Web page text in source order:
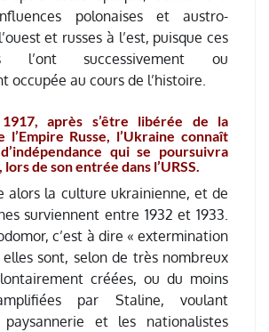
polonaises et austro-
et russes à l’est, puisque ces
l’ont successivement ou
occupée au cours de l’histoire.
après s’être libérée de la
l’Empire Russe, l’Ukraine connaît
qui se poursuivra
lors de son entrée dans l’URSS.
alors la culture ukrainienne, et de
surviennent entre 1932 et 1933.
c’est à dire « extermination
sont, selon de très nombreux
créées, ou du moins
par Staline, voulant
et les nationalistes